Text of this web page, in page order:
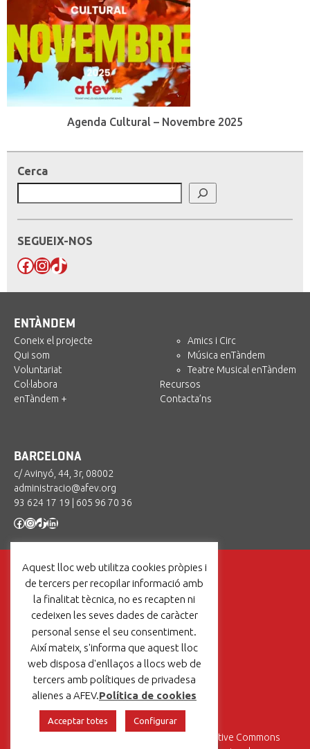
Agenda Cultural – Novembre 2025
Cerca
SEGUEIX-NOS
Facebook
Instagram
TikTok
ENTÀNDEM
Coneix el projecte
Qui som
Voluntariat
Col·labora
enTàndem +
Amics i Circ
Música enTàndem
Teatre Musical enTàndem
Recursos
Contacta’ns
BARCELONA
c/ Avinyó, 44, 3r, 08002
administracio@afev.org
93 624 17 19
605 96 70 36
Facebook
Instagram
TikTok
LinkedIn
Un projecte de:
Avís legal|Política de cookies
Llicència Creative Commons
Aquest lloc web utilitza cookies pròpies i
de tercers per recopilar informació amb
la finalitat tècnica, no es recapten ni
cedeixen les seves dades de caràcter
personal sense el seu consentiment.
Així mateix, s'informa que aquest lloc
web disposa d'enllaços a llocs web de
tercers amb polítiques de privadesa
alienes a AFEV.Política de cookies
Acceptar totes Configurar